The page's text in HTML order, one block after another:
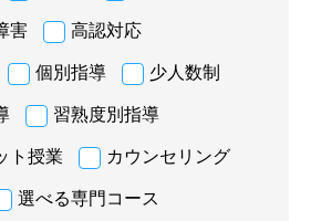
害 高認対応
個別指導 少人数制
習熟度別指導
ト授業 カウンセリング
選べる専門コース